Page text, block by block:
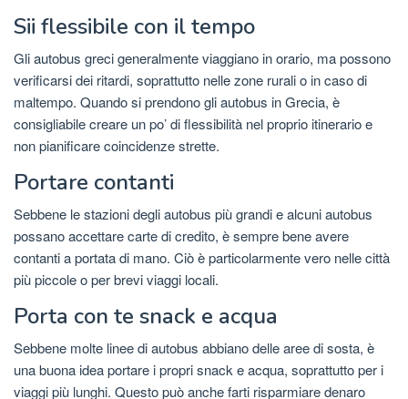
Sii flessibile con il tempo
Gli autobus greci generalmente viaggiano in orario, ma possono
verificarsi dei ritardi, soprattutto nelle zone rurali o in caso di
maltempo. Quando si prendono gli autobus in Grecia, è
consigliabile creare un po’ di flessibilità nel proprio itinerario e
non pianificare coincidenze strette.
Portare contanti
Sebbene le stazioni degli autobus più grandi e alcuni autobus
possano accettare carte di credito, è sempre bene avere
contanti a portata di mano. Ciò è particolarmente vero nelle città
più piccole o per brevi viaggi locali.
Porta con te snack e acqua
Sebbene molte linee di autobus abbiano delle aree di sosta, è
una buona idea portare i propri snack e acqua, soprattutto per i
viaggi più lunghi. Questo può anche farti risparmiare denaro